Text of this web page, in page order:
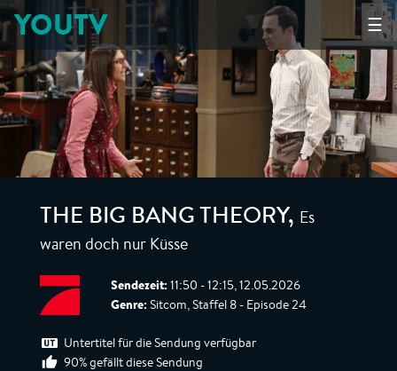
☰
YOUTV
THE BIG BANG THEORY, Es
waren doch nur Küsse
Sendezeit: 11:50 - 12:15, 12.05.2026
Genre: Sitcom, Staffel 8 - Episode 24
Untertitel für die Sendung verfügbar
90% gefällt diese Sendung